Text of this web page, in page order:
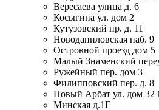
Вересаева улица д. 6
Косыгина ул. дом 2
Кутузовский пр. д. 11
Новоданиловская наб. 9
Островной проезд дом 5
Малый Знаменский
Ружейный пер. дом 3
Филипповский пер. д. 8
Новый Арбат ул. дом 32
Минская д.1Г